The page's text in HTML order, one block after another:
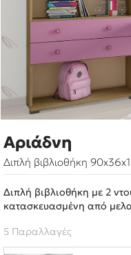
Αριάδνη
Διπλή βιβλιοθήκη
Διπλή βιβλιοθήκη με 2
κατασκευασμένη από
5 Παραλλαγές